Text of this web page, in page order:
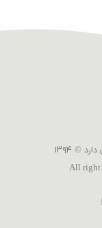
© ۱۳۹۴
All right